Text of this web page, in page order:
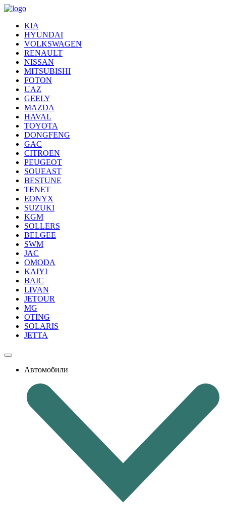
KIA
HYUNDAI
VOLKSWAGEN
RENAULT
NISSAN
MITSUBISHI
FOTON
UAZ
GEELY
MAZDA
HAVAL
TOYOTA
DONGFENG
GAC
CITROEN
PEUGEOT
SOUEAST
BESTUNE
TENET
EONYX
SUZUKI
KGM
SOLLERS
BELGEE
SWM
JAC
OMODA
KAIYI
BAIC
LIVAN
JETOUR
MG
OTING
SOLARIS
JETTA
Автомобили